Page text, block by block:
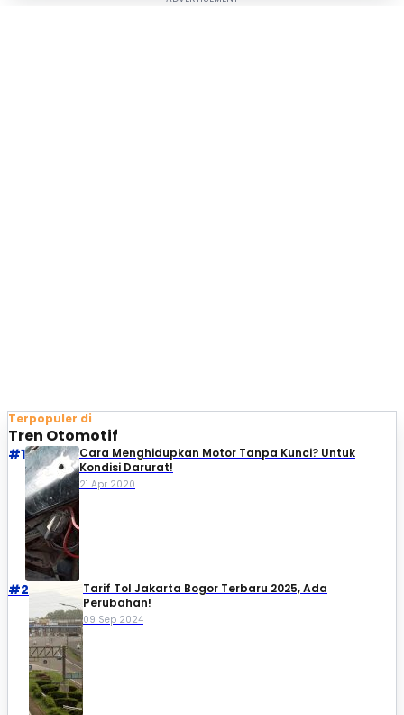
Terpopuler di
Tren Otomotif
#1
Cara Menghidupkan Motor Tanpa Kunci? Untuk
Kondisi Darurat!
21 Apr 2020
#2
Tarif Tol Jakarta Bogor Terbaru 2025, Ada
Perubahan!
09 Sep 2024